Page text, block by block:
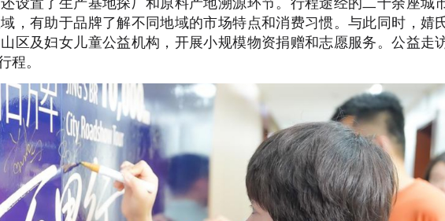
，有助于品牌了解不同地域的市场特点和消费习惯。与此同时，婧
区及妇女儿童公益机构，开展小规模物资捐赠和志愿服务。公益走
程。